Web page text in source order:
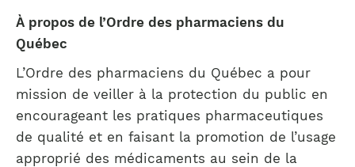
À propos de l’Ordre des pharmaciens du
Québec
L’Ordre des pharmaciens du Québec a pour
mission de veiller à la protection du public en
encourageant les pratiques pharmaceutiques
de qualité et en faisant la promotion de l’usage
approprié des médicaments au sein de la